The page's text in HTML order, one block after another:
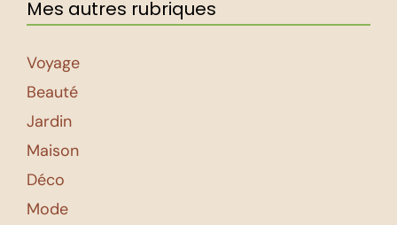
Mes autres rubriques
Voyage
Beauté
Jardin
Maison
Déco
Mode